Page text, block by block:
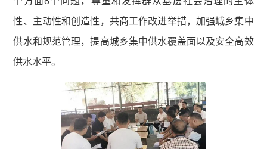
性、主动性和创造性，共商工作改进举措，加强城乡集中
供水和规范管理，提高城乡集中供水覆盖面以及安全高效
供水水平。